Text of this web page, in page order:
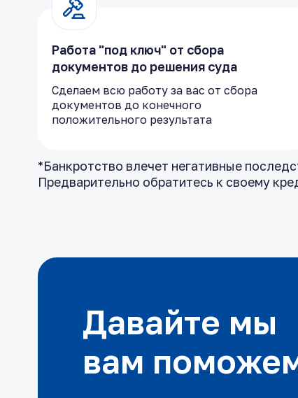
Работа "под ключ" от сбора
документов до решения суда
Сделаем всю работу за вас от сбора
документов до конечного
положительного результата
*Банкротство влечет негативные
Предварительно обратитесь к своему
Давайте мы
вам